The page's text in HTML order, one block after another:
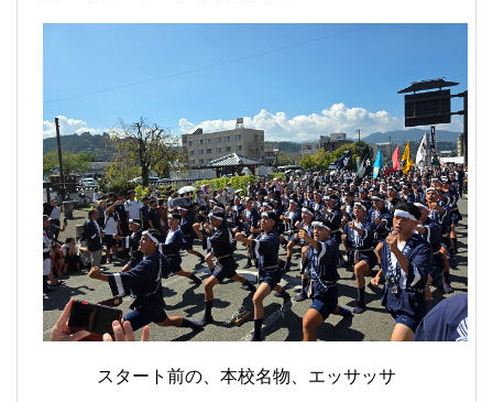
スタート前の、本校名物、エッサッサ